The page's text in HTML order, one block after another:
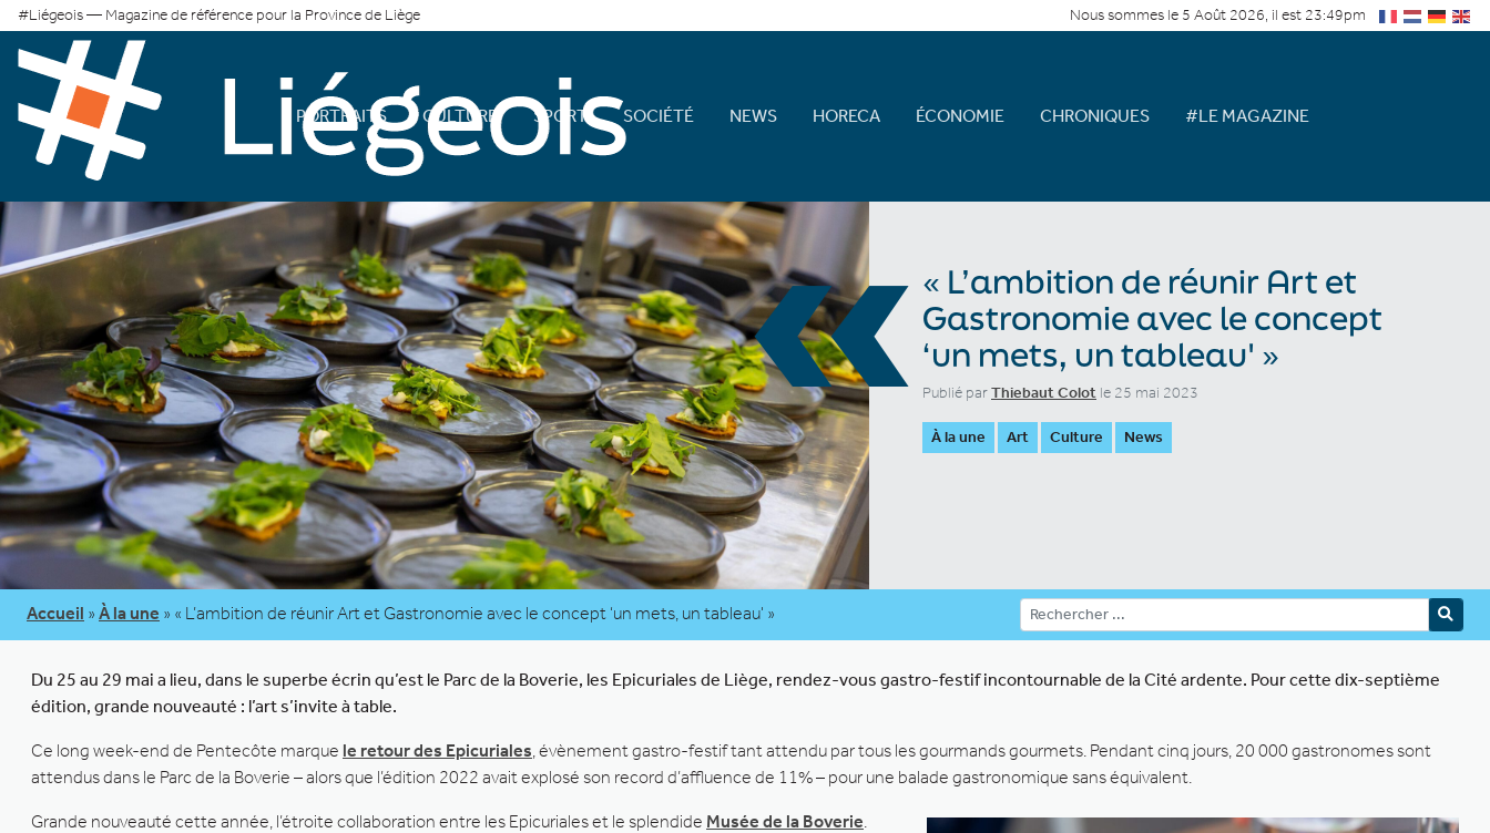
#Liégeois — Magazine de référence pour la Province de Liège Nous sommes le 5 Août 2026, il est 23:49pm
PORTRAITS CULTURE SPORT SOCIÉTÉ NEWS HORECA ÉCONOMIE CHRONIQUES #LE MAGAZINE
«« L’ambition de réunir Art et
Gastronomie avec le concept
‘un mets, un tableau' »
Publié parThiebaut Colot le 25 mai 2023
À la une Art Culture News
Accueil » À la une » « L’ambition de réunir Art et Gastronomie avec le concept ‘un mets, un tableau' »
Du 25 au 29 mai a lieu, dans le superbe écrin qu’est le Parc de la Boverie, les Epicuriales de Liège, rendez-vous gastro-festif incontournable de la Cité ardente. Pour cette dix-septième
édition, grande nouveauté : l’art s’invite à table.
Ce long week-end de Pentecôte marque le retour des Epicuriales, évènement gastro-festif tant attendu par tous les gourmands gourmets. Pendant cinq jours, 20 000 gastronomes sont
attendus dans le Parc de la Boverie – alors que l’édition 2022 avait explosé son record d’affluence de 11% – pour une balade gastronomique sans équivalent.
Grande nouveauté cette année, l’étroite collaboration entre les Epicuriales et le splendide Musée de la Boverie.